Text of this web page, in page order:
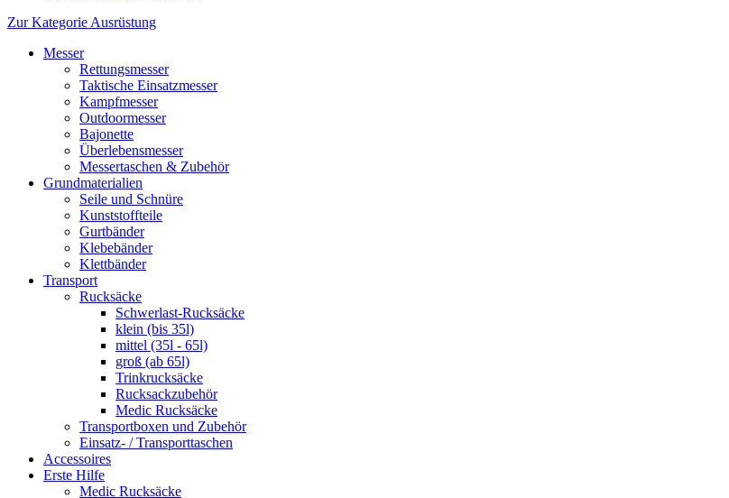
Zur Kategorie Ausrüstung
Messer
Rettungsmesser
Taktische Einsatzmesser
Kampfmesser
Outdoormesser
Bajonette
Überlebensmesser
Messertaschen & Zubehör
Grundmaterialien
Seile und Schnüre
Kunststoffteile
Gurtbänder
Klebebänder
Klettbänder
Transport
Rucksäcke
Schwerlast-Rucksäcke
klein (bis 35l)
mittel (35l - 65l)
groß (ab 65l)
Trinkrucksäcke
Rucksackzubehör
Medic Rucksäcke
Transportboxen und Zubehör
Einsatz- / Transporttaschen
Accessoires
Erste Hilfe
Medic Rucksäcke